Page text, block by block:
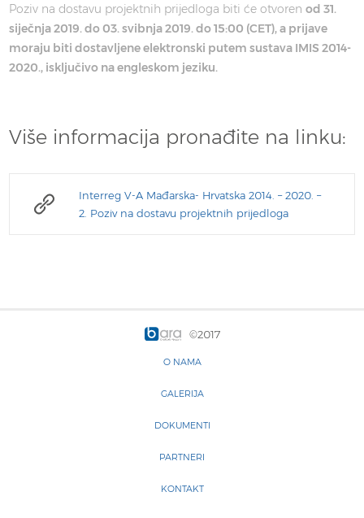
Poziv na dostavu projektnih prijedloga biti će otvoren od 31.
siječnja 2019. do 03. svibnja 2019. do 15:00 (CET), a prijave
moraju biti dostavljene elektronski putem sustava IMIS 2014-
2020., isključivo na engleskom jeziku.
Više informacija pronađite na linku:
Interreg V-A Mađarska- Hrvatska 2014. – 2020. –
2. Poziv na dostavu projektnih prijedloga
©2017
O NAMA
GALERIJA
DOKUMENTI
PARTNERI
KONTAKT